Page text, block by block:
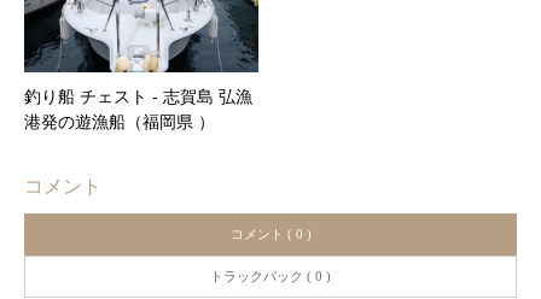
釣り船 チェスト ‐ 志賀島 弘漁
港発の遊漁船（福岡県 ）
コメント
コメント ( 0 )
トラックバック ( 0 )